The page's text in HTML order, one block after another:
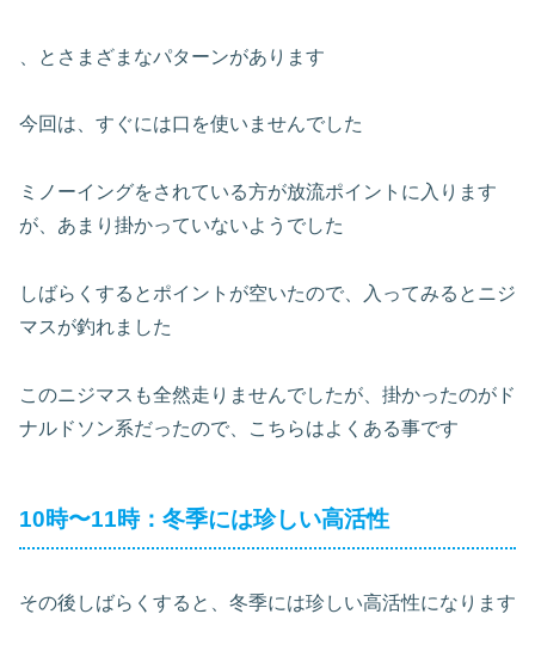
、とさまざまなパターンがあります
今回は、すぐには口を使いませんでした
ミノーイングをされている方が放流ポイントに入ります
が、あまり掛かっていないようでした
しばらくするとポイントが空いたので、入ってみるとニジ
マスが釣れました
このニジマスも全然走りませんでしたが、掛かったのがド
ナルドソン系だったので、こちらはよくある事です
10時〜11時：冬季には珍しい高活性
その後しばらくすると、冬季には珍しい高活性になります